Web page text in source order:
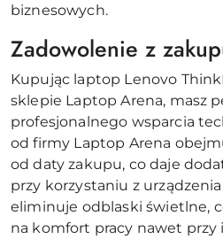
biznesowych.
Zadowolenie z
Kupując laptop Lenovo
sklepie Laptop Arena, masz
profesjonalnego wsparcia
od firmy Laptop Arena
od daty zakupu, co daje
przy korzystaniu z
eliminuje odblaski świetlne,
na komfort pracy nawet